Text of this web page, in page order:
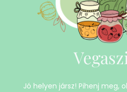
Jó helyen jársz! Pihenj meg,